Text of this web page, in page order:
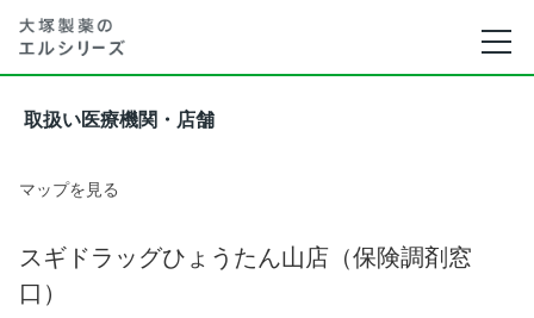
取扱い医療機関・店舗
マップを見る
スギドラッグひょうたん山店（保険調剤窓
口）